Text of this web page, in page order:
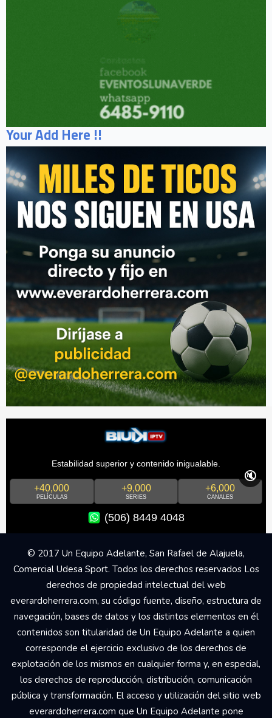
Your Add Here !!
Estabilidad superior y contenido inigualable.
+40,000
PELÍCULAS
+9,000
SERIES
+6,000
CANALES
(506) 8449 4048
🔇
© 2017 Un Equipo Adelante, San Rafael de Alajuela,
Comercial Udesa Sport. Todos los derechos reservados Los
derechos de propiedad intelectual del web
everardoherrera.com, su código fuente, diseño, estructura de
navegación, bases de datos y los distintos elementos en él
contenidos son titularidad de Un Equipo Adelante a quien
corresponde el ejercicio exclusivo de los derechos de
explotación de los mismos en cualquier forma y, en especial,
los derechos de reproducción, distribución, comunicación
pública y transformación. El acceso y utilización del sitio web
everardoherrera.com que Un Equipo Adelante pone